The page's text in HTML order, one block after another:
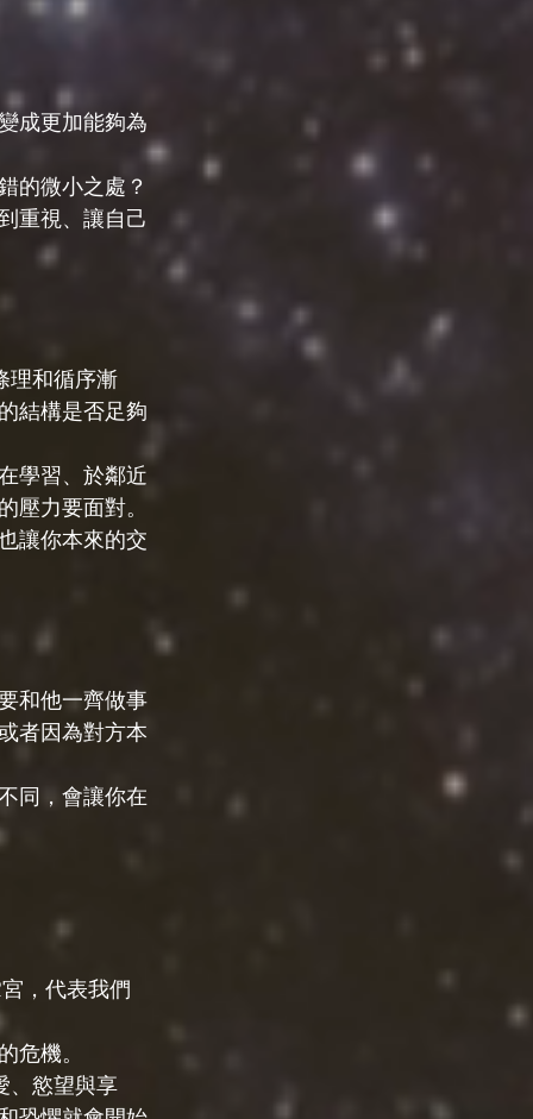
成更加能夠為
的微小之處？
重視、讓自己
理和循序漸
結構是否足夠
學習、於鄰近
力要面對。
讓你本來的交
和他一齊做事
者因為對方本
同，會讓你在
，代表我們
機。
、慾望與享